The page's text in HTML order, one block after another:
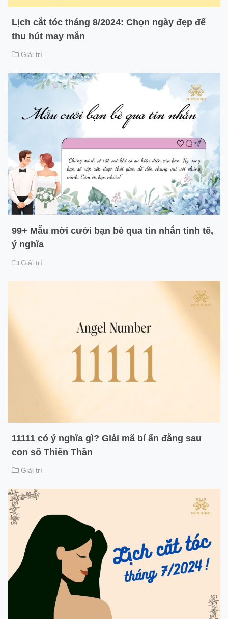
Lịch cắt tóc tháng 8/2024: Chọn ngày đẹp để
thu hút may mắn
Giải trí
99+ Mẫu mời cưới bạn bè qua tin nhắn tinh tế,
ý nghĩa
Giải trí
11111 có ý nghĩa gì? Giải mã bí ẩn đằng sau
con số Thiên Thần
Giải trí